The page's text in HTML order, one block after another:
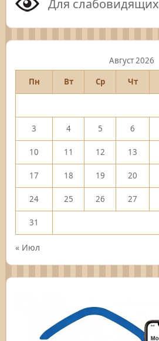
Для слабовидящих
Август 2026
Пн
Вт Ср Чт
3 4 5 6
10 11 12 13
17 18 19 20
24 25 26 27
31
« Июл